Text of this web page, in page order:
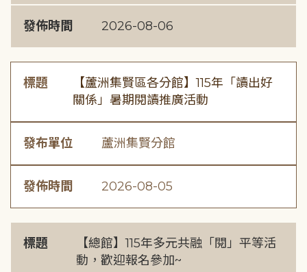
發佈時間 2026-08-06
標題
【蘆洲集賢區各分館】115年「讀出好
關係」暑期閱讀推廣活動
發布單位 蘆洲集賢分館
發佈時間 2026-08-05
標題
【總館】115年多元共融「閱」平等活
動，歡迎報名參加~